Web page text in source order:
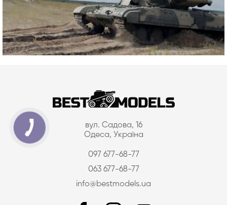
вул. Садова, 16
Одеса, Україна
097 677-68-77
063 677-68-77
info@bestmodels.ua